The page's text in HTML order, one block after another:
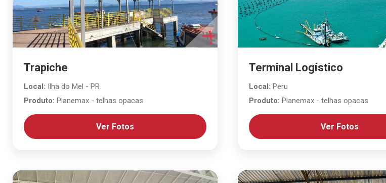
Trapiche
Local: Ilha do Mel - PR
Produto: Planemax - telhas opacas
Ver Fotos
Terminal Logístico
Local: Peru
Produto: Planemax - telhas opacas
Ver Fotos